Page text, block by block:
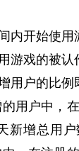
内开始使
游戏的被
用户的比例
用户中，
新增总用户